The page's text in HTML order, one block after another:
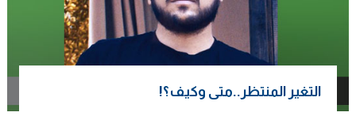
التغير المنتظر..متى وكيف؟!